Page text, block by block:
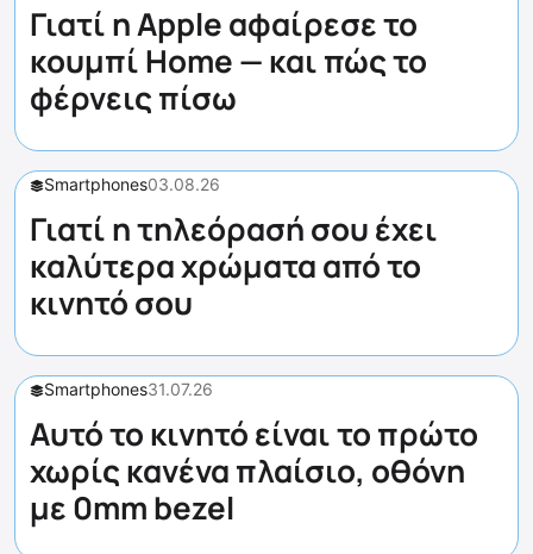
Γιατί η Apple αφαίρεσε το
κουμπί Home — και πώς το
φέρνεις πίσω
Smartphones03.08.26
Γιατί η τηλεόρασή σου έχει
καλύτερα χρώματα από το
κινητό σου
Smartphones31.07.26
Αυτό το κινητό είναι το πρώτο
χωρίς κανένα πλαίσιο, οθόνη
με 0mm bezel